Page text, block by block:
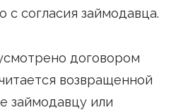
с согласия займодавца.
договором
возвращенной
займодавцу или